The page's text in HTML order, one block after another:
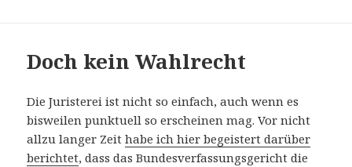
Doch kein Wahlrecht
Die Juristerei ist nicht so einfach, auch wenn es
bisweilen punktuell so erscheinen mag. Vor nicht
allzu langer Zeithabe ich hier begeistert darüber
berichtet, dass das Bundesverfassungsgericht die